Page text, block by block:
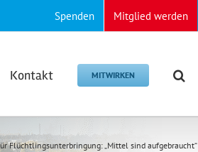
Spenden Mitglied werden
Kontakt MITWIRKEN
Flüchtlingsunterbringung: „Mittel sind aufgebraucht“